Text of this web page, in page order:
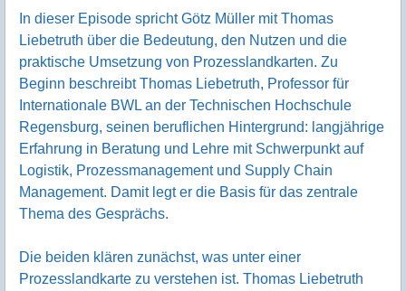
In dieser Episode spricht Götz Müller mit Thomas
Liebetruth über die Bedeutung, den Nutzen und die
praktische Umsetzung von Prozesslandkarten. Zu
Beginn beschreibt Thomas Liebetruth, Professor für
Internationale BWL an der Technischen Hochschule
Regensburg, seinen beruflichen Hintergrund: langjährige
Erfahrung in Beratung und Lehre mit Schwerpunkt auf
Logistik, Prozessmanagement und Supply Chain
Management. Damit legt er die Basis für das zentrale
Thema des Gesprächs.
Die beiden klären zunächst, was unter einer
Prozesslandkarte zu verstehen ist. Thomas Liebetruth